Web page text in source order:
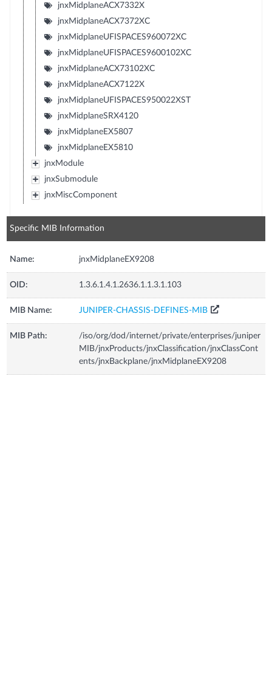
jnxMidplaneACX7332X
jnxMidplaneACX7372XC
jnxMidplaneUFISPACES960072XC
jnxMidplaneUFISPACES9600102XC
jnxMidplaneACX73102XC
jnxMidplaneACX7122X
jnxMidplaneUFISPACES950022XST
jnxMidplaneSRX4120
jnxMidplaneEX5807
jnxMidplaneEX5810
jnxModule
jnxSubmodule
jnxMiscComponent
Specific MIB Information
Name: jnxMidplaneEX9208
OID: 1.3.6.1.4.1.2636.1.1.3.1.103
MIB Name: JUNIPER-CHASSIS-DEFINES-MIB
MIB Path:
/iso/org/dod/internet/private/enterprises/juniper
MIB/jnxProducts/jnxClassification/jnxClassCont
ents/jnxBackplane/jnxMidplaneEX9208